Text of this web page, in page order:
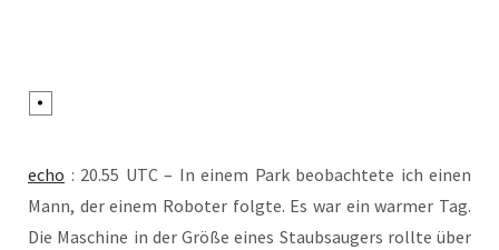
echo : 20.55 UTC – In einem Park beob­ach­te­te ich einen
Mann, der einem Robo­ter folg­te. Es war ein war­mer Tag.
Die Maschi­ne in der Grö­ße eines Staub­saugers roll­te über